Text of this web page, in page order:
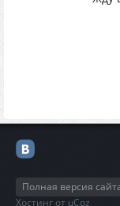
Полная версия
Хостинг от uCoz